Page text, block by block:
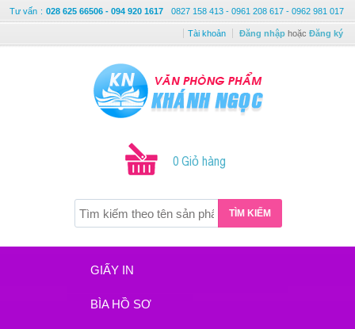
Tư vấn : 028 625 66506 - 094 920 1617 0827 158 413 - 0961 208 617 - 0962 981 017
Tài khoản Đăng nhập hoặc Đăng ký
0 Giỏ hàng
TÌM KIẾM
GIẤY IN
BÌA HỒ SƠ